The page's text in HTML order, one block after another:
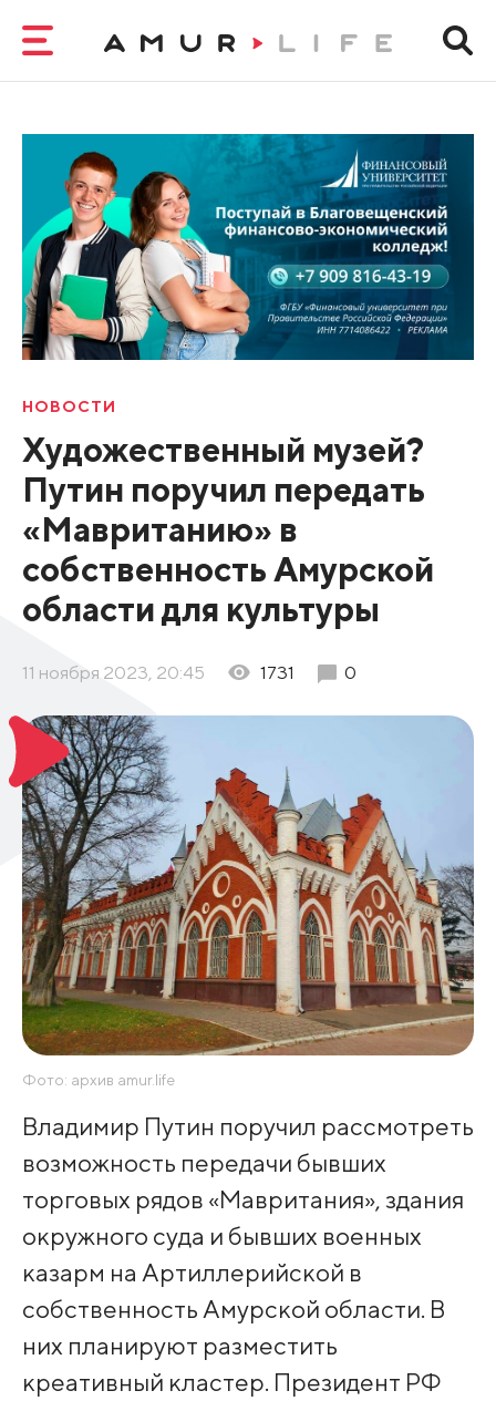
НОВОСТИ
Художественный музей?
Путин поручил передать
«Мавританию» в
собственность Амурской
области для культуры
11 ноября 2023, 20:45 1731 0
Фото: архив amur.life
Владимир Путин поручил рассмотреть
возможность передачи бывших
торговых рядов «Мавритания», здания
окружного суда и бывших военных
казарм на Артиллерийской в
собственность Амурской области. В
них планируют разместить
креативный кластер. Президент РФ